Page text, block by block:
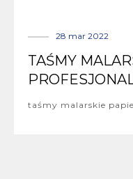
28 mar 2022
TAŚMY
taśmy malarskie